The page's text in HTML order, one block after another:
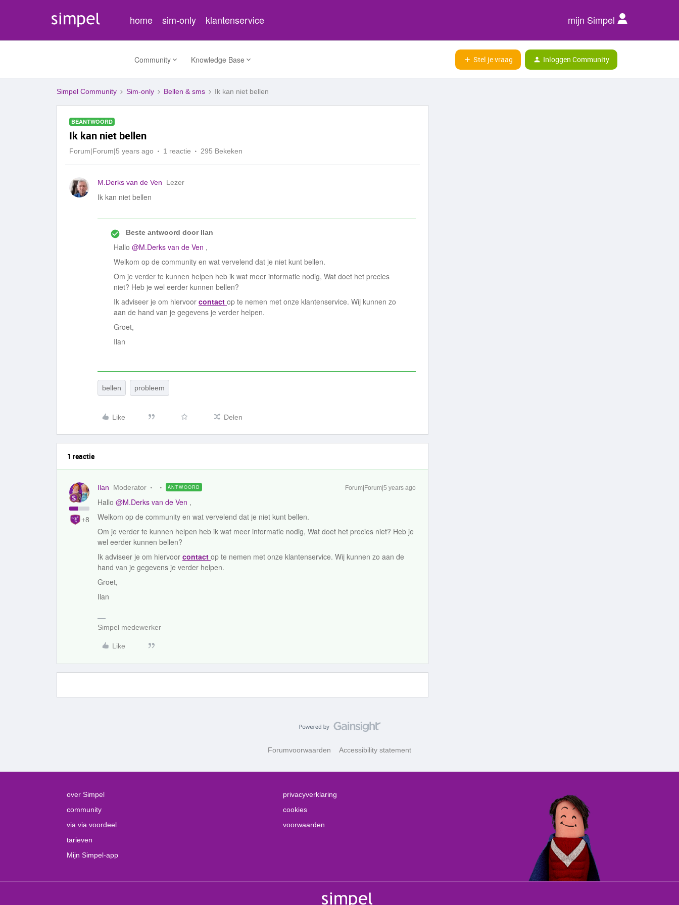
home sim-only klantenservice mijn Simpel
Community Knowledge Base Stel je vraag Inloggen Community
Simpel Community Sim-only Bellen & sms Ik kan niet bellen
BEANTWOORD
Ik kan niet bellen
Forum|Forum|5 years ago 1 reactie 295 Bekeken
M.Derks van de Ven Lezer
Ik kan niet bellen
Beste antwoord doorIlan
Hallo @M.Derks van de Ven ,
Welkom op de community en wat vervelend dat je niet kunt bellen.
Om je verder te kunnen helpen heb ik wat meer informatie nodig, Wat doet het precies
niet? Heb je wel eerder kunnen bellen?
Ik adviseer je om hiervoor contact op te nemen met onze klantenservice. Wij kunnen zo
aan de hand van je gegevens je verder helpen.
Groet,
Ilan
bellen probleem
Like Delen
1 reactie
+8
Ilan Moderator ANTWOORD Forum|Forum|5 years ago
Hallo @M.Derks van de Ven ,
Welkom op de community en wat vervelend dat je niet kunt bellen.
Om je verder te kunnen helpen heb ik wat meer informatie nodig, Wat doet het precies niet? Heb je
wel eerder kunnen bellen?
Ik adviseer je om hiervoor contact op te nemen met onze klantenservice. Wij kunnen zo aan de
hand van je gegevens je verder helpen.
Groet,
Ilan
Simpel medewerker
Like
Forumvoorwaarden Accessibility statement
over Simpel
community
via via voordeel
tarieven
Mijn Simpel-app
privacyverklaring
cookies
voorwaarden